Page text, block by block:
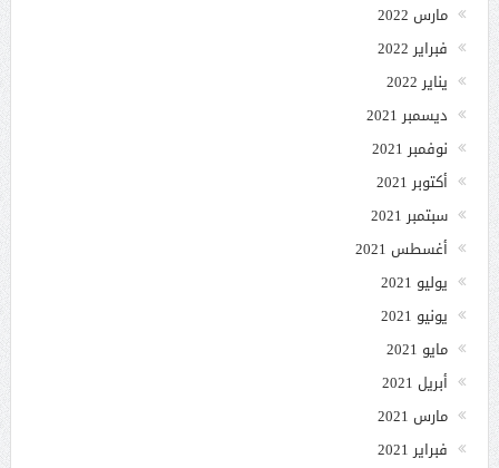
مارس 2022
فبراير 2022
يناير 2022
ديسمبر 2021
نوفمبر 2021
أكتوبر 2021
سبتمبر 2021
أغسطس 2021
يوليو 2021
يونيو 2021
مايو 2021
أبريل 2021
مارس 2021
فبراير 2021